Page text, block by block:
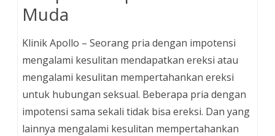
Muda
Klinik Apollo – Seorang pria dengan impotensi
mengalami kesulitan mendapatkan ereksi atau
mengalami kesulitan mempertahankan ereksi
untuk hubungan seksual. Beberapa pria dengan
impotensi sama sekali tidak bisa ereksi. Dan yang
lainnya mengalami kesulitan mempertahankan